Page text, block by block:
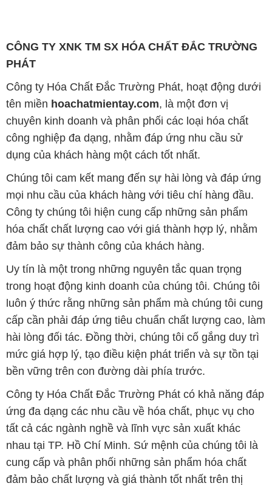
CÔNG TY XNK TM SX HÓA CHẤT ĐẮC TRƯỜNG
PHÁT
Công ty Hóa Chất Đắc Trường Phát, hoạt động dưới
tên miền hoachatmientay.com, là một đơn vị
chuyên kinh doanh và phân phối các loại hóa chất
công nghiệp đa dạng, nhằm đáp ứng nhu cầu sử
dụng của khách hàng một cách tốt nhất.
Chúng tôi cam kết mang đến sự hài lòng và đáp ứng
mọi nhu cầu của khách hàng với tiêu chí hàng đầu.
Công ty chúng tôi hiện cung cấp những sản phẩm
hóa chất chất lượng cao với giá thành hợp lý, nhằm
đảm bảo sự thành công của khách hàng.
Uy tín là một trong những nguyên tắc quan trọng
trong hoạt động kinh doanh của chúng tôi. Chúng tôi
luôn ý thức rằng những sản phẩm mà chúng tôi cung
cấp cần phải đáp ứng tiêu chuẩn chất lượng cao, làm
hài lòng đối tác. Đồng thời, chúng tôi cố gắng duy trì
mức giá hợp lý, tạo điều kiện phát triển và sự tồn tại
bền vững trên con đường dài phía trước.
Công ty Hóa Chất Đắc Trường Phát có khả năng đáp
ứng đa dạng các nhu cầu về hóa chất, phục vụ cho
tất cả các ngành nghề và lĩnh vực sản xuất khác
nhau tại TP. Hồ Chí Minh. Sứ mệnh của chúng tôi là
cung cấp và phân phối những sản phẩm hóa chất
đảm bảo chất lượng và giá thành tốt nhất trên thị